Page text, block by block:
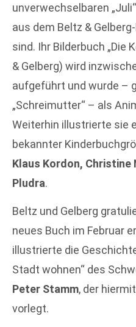
unverwechselbaren
aus dem Beltz &
sind. Ihr Bilderbuch „Die
& Gelberg) wird
aufgeführt und wurde –
„Schreimutter“ – als
Weiterhin illustrierte sie
bekannter
Klaus Kordon,
Pludra.
Beltz und Gelberg
neues Buch im Februar
illustrierte die
Stadt wohnen“ des
Peter Stamm, der
vorlegt.